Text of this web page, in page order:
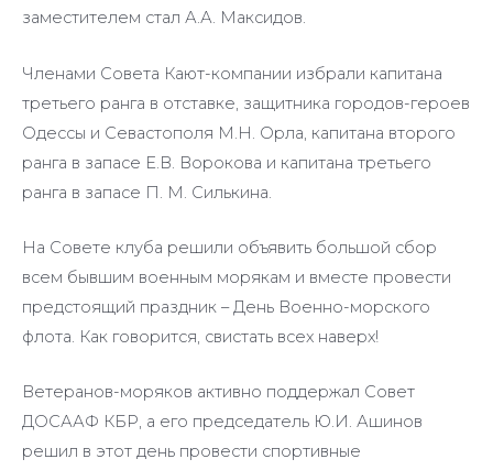
заместителем стал А.А. Максидов.
Членами Совета Кают-компании избрали капитана
третьего ранга в отставке, защитника городов-героев
Одессы и Севастополя М.Н. Орла, капитана второго
ранга в запасе Е.В. Ворокова и капитана третьего
ранга в запасе П. М. Силькина.
На Совете клуба решили объявить большой сбор
всем бывшим военным морякам и вместе провести
предстоящий праздник – День Военно-морского
флота. Как говорится, свистать всех наверх!
Ветеранов-моряков активно поддержал Совет
ДОСААФ КБР, а его председатель Ю.И. Ашинов
решил в этот день провести спортивные